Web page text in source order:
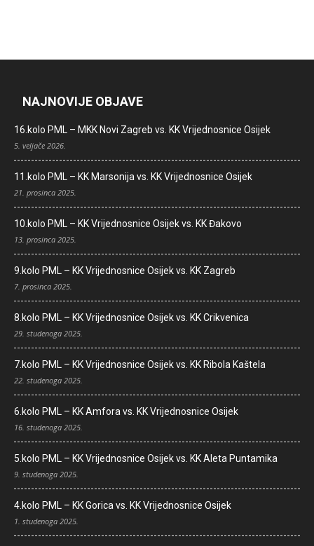
NAJNOVIJE OBJAVE
16.kolo PML – MKK Novi Zagreb vs. KK Vrijednosnice Osijek
5. veljače 2026.
11.kolo PML – KK Marsonija vs. KK Vrijednosnice Osijek
21. prosinca 2025.
10.kolo PML – KK Vrijednosnice Osijek vs. KK Đakovo
13. prosinca 2025.
9.kolo PML – KK Vrijednosnice Osijek vs. KK Zagreb
7. prosinca 2025.
8.kolo PML – KK Vrijednosnice Osijek vs. KK Crikvenica
29. studenoga 2025.
7.kolo PML – KK Vrijednosnice Osijek vs. KK Ribola Kaštela
22. studenoga 2025.
6.kolo PML – KK Amfora vs. KK Vrijednosnice Osijek
16. studenoga 2025.
5.kolo PML – KK Vrijednosnice Osijek vs. KK Aleta Puntamika
9. studenoga 2025.
4.kolo PML – KK Gorica vs. KK Vrijednosnice Osijek
1. studenoga 2025.